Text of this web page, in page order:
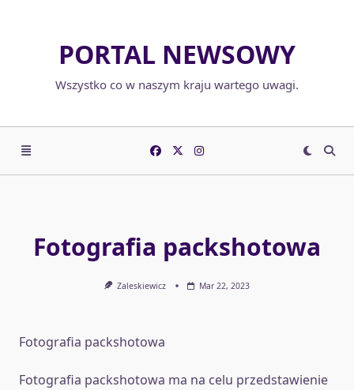
PORTAL NEWSOWY
Wszystko co w naszym kraju wartego uwagi.
Fotografia packshotowa
Zaleskiewicz Mar 22, 2023
Fotografia packshotowa
Fotografia packshotowa ma na celu przedstawienie